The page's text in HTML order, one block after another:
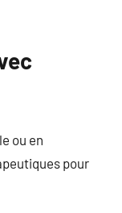
ou en
pour